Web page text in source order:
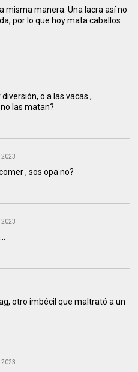
misma manera. Una lacra así no
por lo que hoy mata caballos
o a las vacas ,
las matan?
2023
, sos opa no?
2023
otro imbécil que maltrató a un
2023